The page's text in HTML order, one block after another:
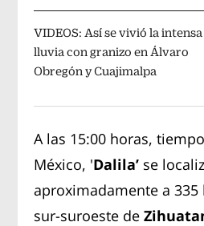
VIDEOS: Así se vivió la intensa
lluvia con granizo en Álvaro
Obregón y Cuajimalpa
A las 15:00 horas,
México, 'Dalila’ se
aproximadamente a
sur-suroeste de